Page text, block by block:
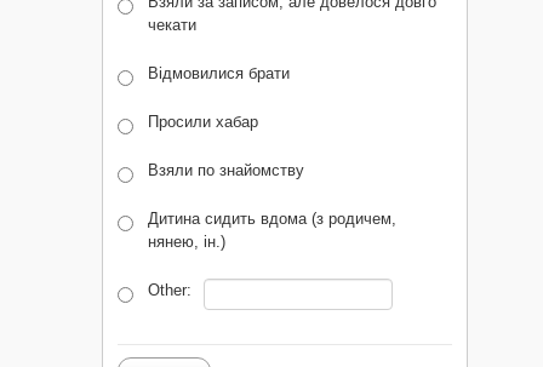
чекати
Відмовилися брати
Просили хабар
Взяли по знайомству
Дитина сидить вдома (з родичем,
нянею, ін.)
Other: